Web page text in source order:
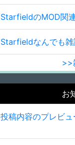
StarfieldのMOD関
Starfieldなんでも雑
>>
お
投稿内容のプレビ